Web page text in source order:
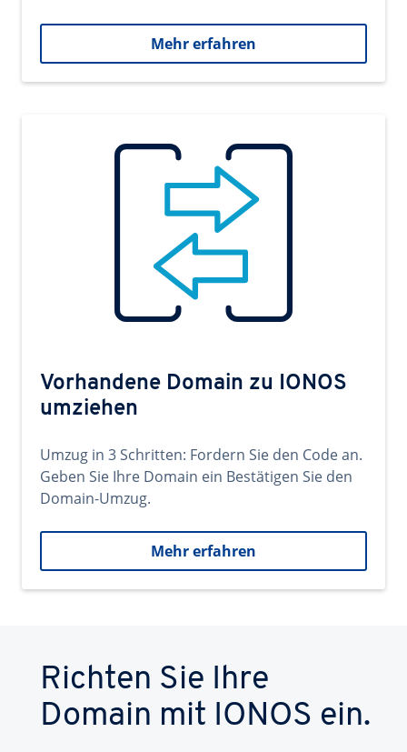
Mehr erfahren
Vorhandene Domain zu IONOS
umziehen
Umzug in 3 Schritten: Fordern Sie den Code an.
Geben Sie Ihre Domain ein Bestätigen Sie den
Domain-Umzug.
Mehr erfahren
Richten Sie Ihre
Domain mit IONOS ein.